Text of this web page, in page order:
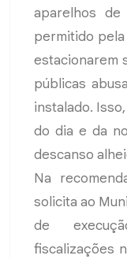
aparelhos
permitido
estacionarem
públicas
instalado.
do dia e da
descanso
Na
solicita ao
de
fiscalizações